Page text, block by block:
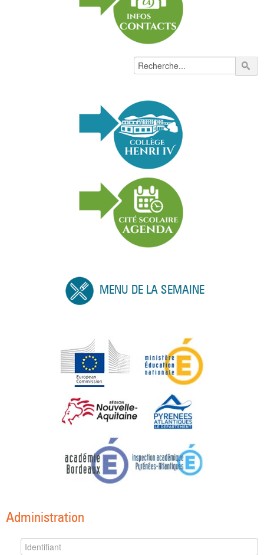
MENU DE LA SEMAINE
Administration